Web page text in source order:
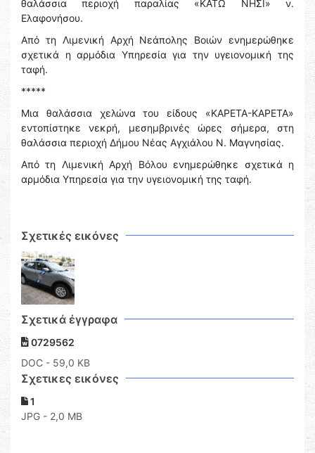
θαλάσσια περιοχή παραλίας «ΚΑΤΩ ΝΗΣΙ» ν.
Ελαφονήσου.
Από τη Λιμενική Αρχή Νεάπολης Βοιών ενημερώθηκε
σχετικά η αρμόδια Υπηρεσία για την υγειονομική της
ταφή.
*****
Μια θαλάσσια χελώνα του είδους «ΚΑΡΕΤΑ-ΚΑΡΕΤΑ»
εντοπίστηκε νεκρή, μεσημβρινές ώρες σήμερα, στη
θαλάσσια περιοχή Δήμου Νέας Αγχιάλου Ν. Μαγνησίας.
Από τη Λιμενική Αρχή Βόλου ενημερώθηκε σχετικά η
αρμόδια Υπηρεσία για την υγειονομική της ταφή.
Σχετικές εικόνες
Σχετικά έγγραφα
0729562
DOC - 59,0 KB
Σχετικες εικόνες
1
JPG - 2,0 MB